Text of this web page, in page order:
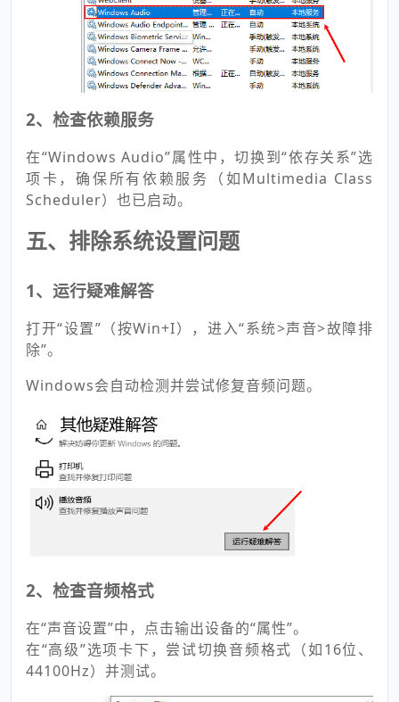
2、检查依赖服务
在“Windows Audio”属性中，切换到“依存关系”选
项卡，确保所有依赖服务（如Multimedia Class
Scheduler）也已启动。
五、排除系统设置问题
1、运行疑难解答
打开“设置”（按Win+I），进入“系统>声音>故障排
除”。
Windows会自动检测并尝试修复音频问题。
2、检查音频格式
在“声音设置”中，点击输出设备的“属性”。
在“高级”选项卡下，尝试切换音频格式（如16位、
44100Hz）并测试。